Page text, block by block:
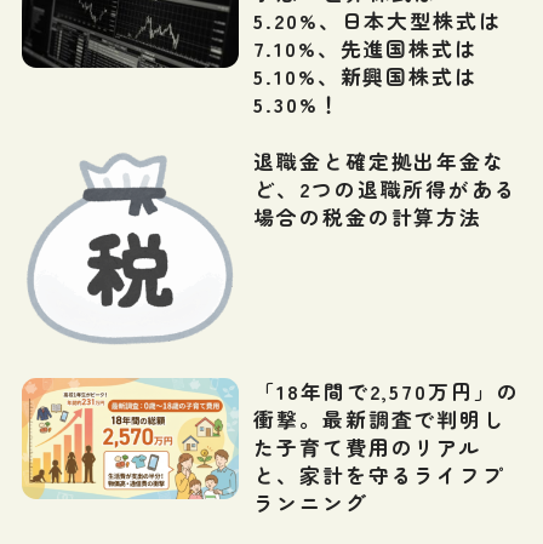
5.20%、日本大型株式は
7.10%、先進国株式は
5.10%、新興国株式は
5.30%！
退職金と確定拠出年金な
ど、2つの退職所得がある
場合の税金の計算方法
「18年間で2,570万円」の
衝撃。最新調査で判明し
た子育て費用のリアル
と、家計を守るライフプ
ランニング